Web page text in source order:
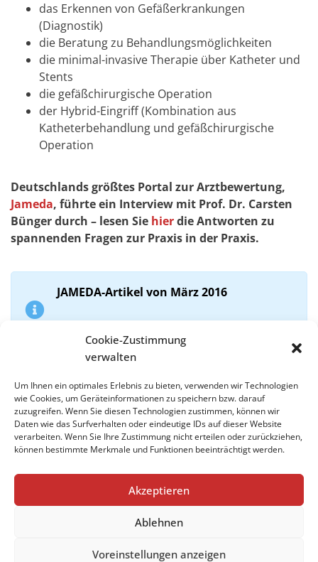
Cookie-Zustimmung
verwalten
Um Ihnen ein optimales Erlebnis zu bieten, verwenden wir Technologien
wie Cookies, um Geräteinformationen zu speichern bzw. darauf
zuzugreifen. Wenn Sie diesen Technologien zustimmen, können wir
Daten wie das Surfverhalten oder eindeutige IDs auf dieser Website
verarbeiten. Wenn Sie Ihre Zustimmung nicht erteilen oder zurückziehen,
können bestimmte Merkmale und Funktionen beeinträchtigt werden.
Akzeptieren
Ablehnen
Voreinstellungen anzeigen
das Erkennen von Gefäßerkrankungen
(Diagnostik)
die Beratung zu Behandlungsmöglichkeiten
die minimal-invasive Therapie über Katheter und
Stents
die gefäßchirurgische Operation
der Hybrid-Eingriff (Kombination aus
Katheterbehandlung und gefäßchirurgische
Operation
Deutschlands größtes Portal zur Arztbewertung,
Jameda, führte ein Interview mit Prof. Dr. Carsten
Bünger durch – lesen Sie hierdie Antworten zu
spannenden Fragen zur Praxis in der Praxis.
JAMEDA-Artikel von März 2016
Impressum
Datenschutzerklärung
Cookie-Richtlinie (EU)